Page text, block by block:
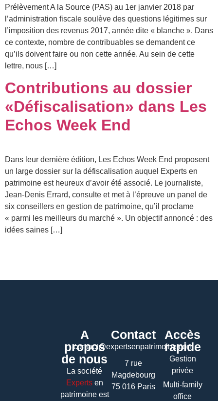
Prélèvement A la Source (PAS) au 1er janvier 2018 par
l’administration fiscale soulève des questions légitimes sur
l’imposition des revenus 2017, année dite « blanche ». Dans
ce contexte, nombre de contribuables se demandent ce
qu’ils doivent faire ou non cette année. Au sein de cette
lettre, nous […]
Contributions au dossier
«Défiscalisation» dans Les
Echos Week End
Dans leur dernière édition, Les Echos Week End proposent
un large dossier sur la défiscalisation auquel Experts en
patrimoine est heureux d’avoir été associé. Le journaliste,
Jean-Denis Errard, consulte et met à l’épreuve un panel de
six conseillers en gestion de patrimoine, qu’il proclame
« parmi les meilleurs du marché ». Un objectif annoncé : des
idées saines […]
A
propos
de nous
La société
Expertsen
patrimoine est
Contact
contact@expertsenpatrimoine.com
7 rue
Magdebourg
75 016 Paris
Accès
rapide
Gestion
privée
Multi-family
office